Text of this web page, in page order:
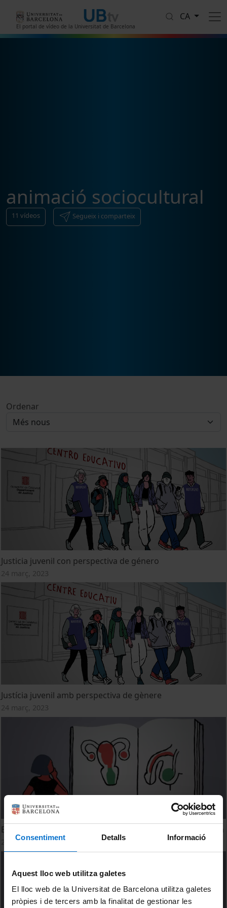
Consentiment Detalls Informació
Aquest lloc web utilitza galetes
El lloc web de la Universitat de Barcelona utilitza galetes
pròpies i de tercers amb la finalitat de gestionar les
El portal de vídeo de la Universitat de Barcelona
CA
animació sociocultural
11 vídeos Segueix i comparteix
Ordenar
Justicia juvenil con perspectiva de género
24 març, 2023
Justícia juvenil amb perspectiva de gènere
24 març, 2023
Educación afectiva y sexual en la infancia y la adolescencia
22 març, 2023